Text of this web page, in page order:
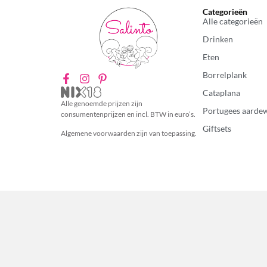
Alle genoemde prijzen zijn
consumentenprijzen en incl. BTW in euro’s.
Algemene voorwaarden zijn van toepassing.
Categorieën
Alle categorieën
Drinken
Eten
Borrelplank
Cataplana
Portugees
Giftsets